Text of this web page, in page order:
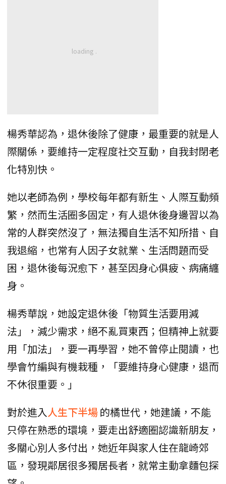
楊秀華認為，退休後除了健康，最重要的就是人
際關係，要維持一定程度社交互動，自我封閉老
化特別快。
她以老師為例，學校每年都有新生、人際互動頻
繁，然而生活圈多固定，有人退休後身邊習以為
常的人群突然沒了，無法獨自生活不知所措、自
我退縮，也常有人因子女就業、生活問題而受
困，退休後每況愈下，甚至因身心俱疲、病痛纏
身。
楊秀華說，她設定退休後「物質生活要用減
法」，減少需求，絕不亂買東西；但精神上就要
用「加法」，要一再學習，她不曾停止閱讀，也
學會竹編與有機栽種，「要維持身心健康，退而
不休很重要。」
對於進入 人生下半場的橘世代，她建議，不能
只停在熟悉的環境，要走出舒適圈認識新朋友，
多關心別人多付出，她近年與家人住在龍崎郊
區，發現鄰居很多獨居長者，就常主動拿麵包探